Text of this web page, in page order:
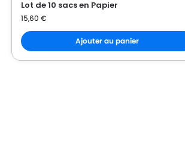
Lot de 10 sacs en Papier
15,60 €
Ajouter au panier